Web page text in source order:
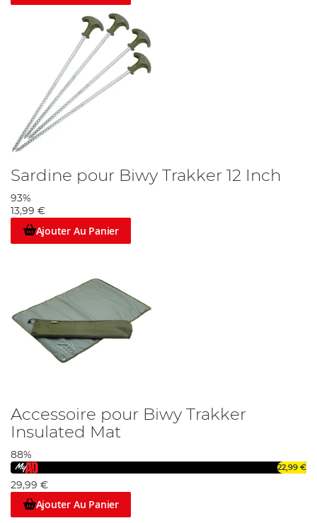
Sardine pour Biwy Trakker 12 Inch
93%
13,99 €
Ajouter Au Panier
Accessoire pour Biwy Trakker
Insulated Mat
88%
22,99 €
29,99 €
Ajouter Au Panier